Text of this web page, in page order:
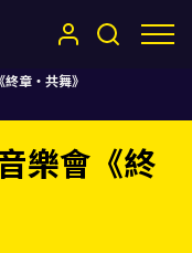
章・共舞》
樂會《終